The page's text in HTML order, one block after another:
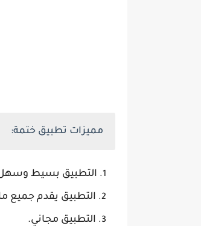
مميزات تطبيق ختمة:
التطبيق بسيط وسهل
التطبيق يقدم جميع
التطبيق مجاني.